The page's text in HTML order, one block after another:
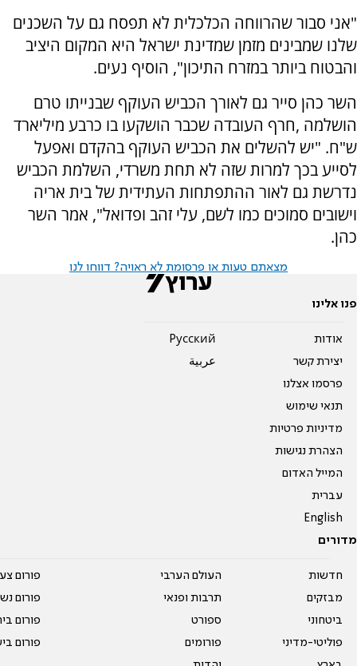
"אני סבור שהרווחה הכלכלית לא תפסח גם על השכנים
שלנו שמבינים מזמן שמדינת ישראל היא המקום היציב
והבטוח ביותר במזרח התיכון", הוסיף נעים.
השר כהן סייר גם לאורך הכביש העוקף שבנייתו טרם
הושלמה ,חרף העובדה שכבר הושקעו בו כרבע מיליארד
ש"ח. "יש להשלים את הכביש העוקף בהקדם ואפעל
לסייע בכך למרות שזה לא תחת משרדי, השלמת הכביש
נדרשת גם לאור ההתפתחות העתידית של בית אריה
וישובים סמוכים כמו לשם, עלי זהב ופדואל", אמר השר
כהן.
מצאתם טעות או פרסומת לא ראויה? דווחו לנו
פנו אלינו
אודות
יצירת קשר
פרסמו אצלנו
תנאי שימוש
מדיניות פרטיות
הצהרת נגישות
המייל האדום
עברית
English
Pусский
عربية
מדורים
חדשות
מבזקים
ביטחוני
פוליטי-מדיני
העולם הערבי
תרבות ופנאי
ספורט
פורומים
פורום
פורום
פורום
פורום